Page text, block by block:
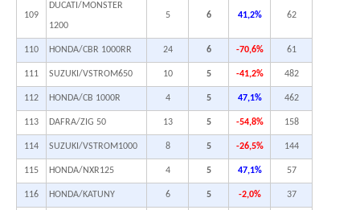
109
DUCATI/MONSTER
1200
5 6 41,2% 62
110 HONDA/CBR 1000RR 24 6 -70,6% 61
111 SUZUKI/VSTROM650 10 5 -41,2% 482
112 HONDA/CB 1000R 4 5 47,1% 462
113 DAFRA/ZIG 50 13 5 -54,8% 158
114 SUZUKI/VSTROM1000 8 5 -26,5% 144
115 HONDA/NXR125 4 5 47,1% 57
116 HONDA/KATUNY 6 5 -2,0% 37